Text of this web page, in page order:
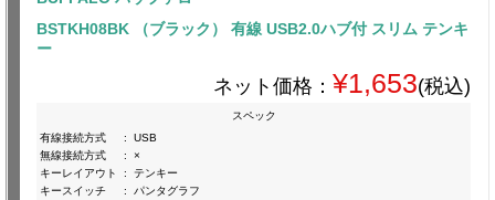
BSTKH08BK （ブラック） 有線 USB2.0ハブ付 スリム テンキ
ー
ネット価格： ¥1,653(税込)
スペック
有線接続方式
:
USB
無線接続方式
:
×
キーレイアウト
:
テンキー
キースイッチ
:
パンタグラフ